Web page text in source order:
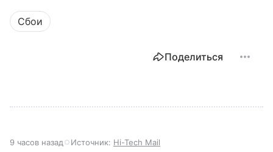
Сбои
Поделиться
9 часов назад Источник: Hi-Tech Mail